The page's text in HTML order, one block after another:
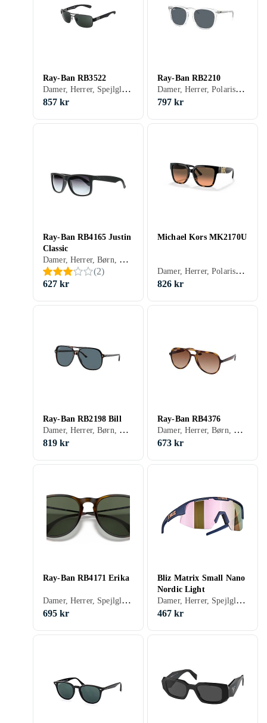
Ray-Ban RB3522
Damer, Herrer, Spejlglas, Polariserede, Gradient, Firkant
857 kr
Ray-Ban RB2210
Damer, Herrer, Polariserede, Klassisk
797 kr
Ray-Ban RB4165 Justin
Classic
Damer, Herrer, Børn, Spejlglas, Polariserede, Gradient, Udskiftelige glas, Receptklar, Firkant, Klassisk, 3
(2)
627 kr
Michael Kors MK2170U
Damer, Herrer, Polariserede, Gradient
826 kr
Ray-Ban RB2198 Bill
Damer, Herrer, Børn, Polariserede, Gradient, Receptklar, Firkant, Klassisk
819 kr
Ray-Ban RB4376
Damer, Herrer, Børn, Gradient, Flygare
673 kr
Ray-Ban RB4171 Erika
Damer, Herrer, Spejlglas, Gradient, UV-beskyttelse, Flygare, Klassisk
695 kr
Bliz Matrix Small Nano
Nordic Light
Damer, Herrer, Spejlglas, UV-beskyttelse, Udskiftelige glas, Stødbeskyttelse, Velegnet til løb, Sportsolbriller, Sport
467 kr